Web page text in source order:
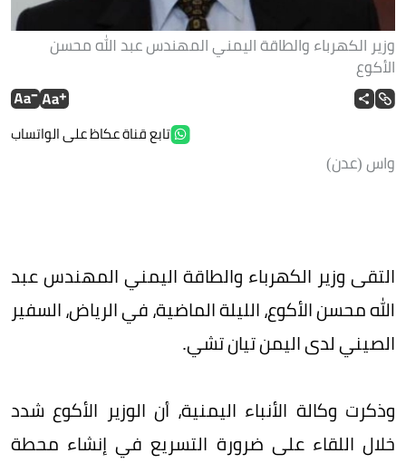
وزير الكهرباء والطاقة اليمني المهندس عبد الله محسن
الأكوع
تابع قناة عكاظ على الواتساب
واس (عدن)
التقى وزير الكهرباء والطاقة اليمني المهندس عبد
الله محسن الأكوع، الليلة الماضية، في الرياض، السفير
الصيني لدى اليمن تيان تشي.
وذكرت وكالة الأنباء اليمنية، أن الوزير الأكوع شدد
خلال اللقاء على ضرورة التسريع في إنشاء محطة